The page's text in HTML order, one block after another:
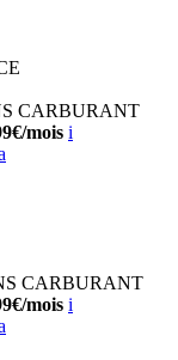
CARBURANT
mois i
CARBURANT
mois i